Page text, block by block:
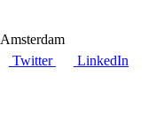
Amsterdam
Twitter LinkedIn